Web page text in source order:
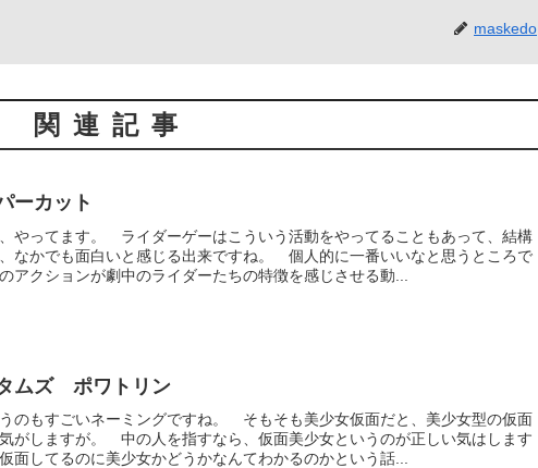
maskedo
関連記事
ーカット
やってます。 ライダーゲーはこういう活動をやってることもあって、結構
なかでも面白いと感じる出来ですね。 個人的に一番いいなと思うところで
アクションが劇中のライダーたちの特徴を感じさせる動...
ムズ ポワトリン
のもすごいネーミングですね。 そもそも美少女仮面だと、美少女型の仮面
がしますが。 中の人を指すなら、仮面美少女というのが正しい気はします
面してるのに美少女かどうかなんてわかるのかという話...